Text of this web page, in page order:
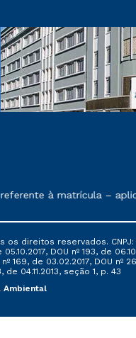
no contrato de
à matrícula –
direitos reservados. CNPJ:
DOU nº 193, de
de 03.02.2017, DOU nº
de 04.11.2013, seção 1, p. 43
Ambiental